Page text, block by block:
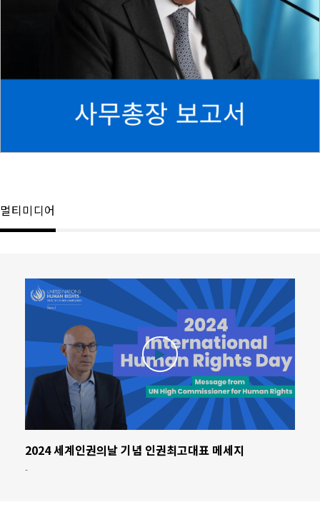
멀티미디어
2024 세계인권의날 기념 인권최고대표 메세지
-